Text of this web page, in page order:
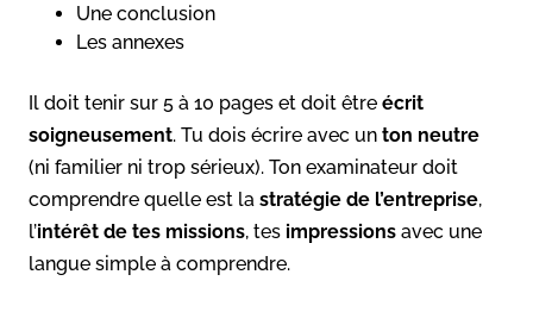
Une conclusion
Les annexes
Il doit tenir sur 5 à 10 pages et doit être écrit
soigneusement. Tu dois écrire avec un ton neutre
(ni familier ni trop sérieux). Ton examinateur doit
comprendre quelle est la stratégie de l’entreprise,
l’intérêt de tes missions, tes impressions avec une
langue simple à comprendre.